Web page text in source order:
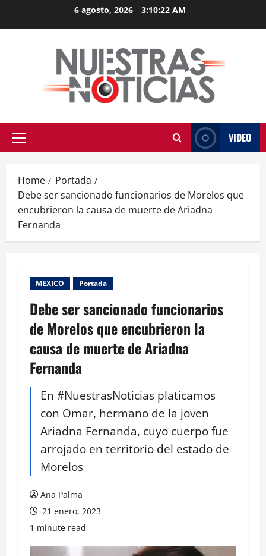
6 agosto, 2026 3:10:22 AM
Primary
VIDEO
Home
Portada
Debe ser sancionado funcionarios de Morelos que
encubrieron la causa de muerte de Ariadna
Fernanda
MEXICO Portada
Debe ser sancionado funcionarios
de Morelos que encubrieron la
causa de muerte de Ariadna
Fernanda
En #NuestrasNoticias platicamos
con Omar, hermano de la joven
Ariadna Fernanda, cuyo cuerpo fue
arrojado en territorio del estado de
Morelos
Ana Palma
21 enero, 2023
1 minute read